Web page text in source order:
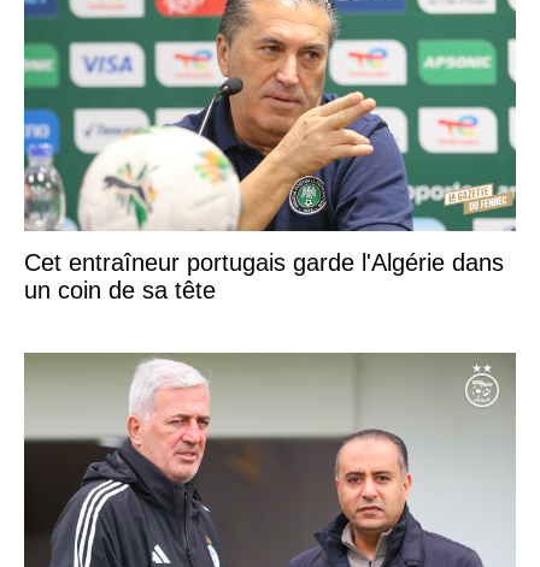
Cet entraîneur portugais garde l'Algérie dans
un coin de sa tête